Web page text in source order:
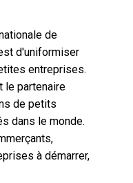
de
d'uniformiser
entreprises.
le partenaire
de petits
dans le monde.
à démarrer,